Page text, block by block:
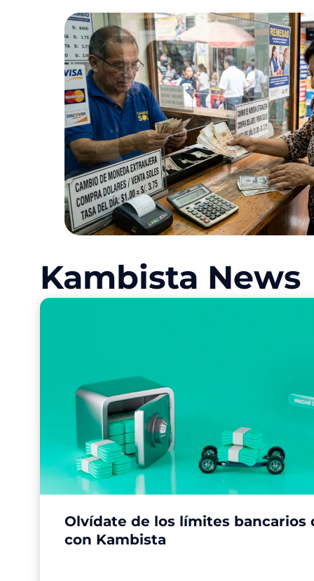
Kambista News
Olvídate de los límites bancarios
con Kambista